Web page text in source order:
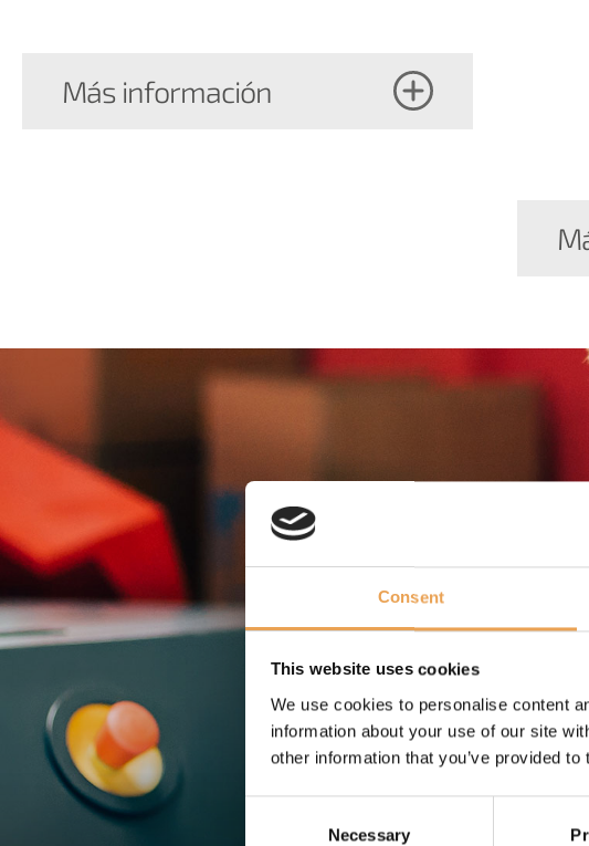
Consent
This website uses cookies
We use cookies to personalise content
information about your use of our site
other information that you’ve provided
Necessary
Más información